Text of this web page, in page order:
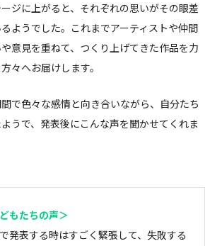
ジに上がると、それぞれの思いがその眼差
ようでした。これまでアーティストや仲間
意見を重ねて、つくり上げてきた作品を力
々へお届けします。
で色々な感情と向き合いながら、自分たち
うで、発表後にこんな声を聞かせてくれま
もたちの声＞
で発表する時はすごく緊張して、失敗する